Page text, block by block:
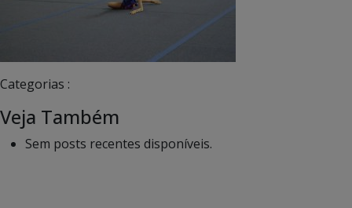
Categorias :
Veja Também
Sem posts recentes disponíveis.